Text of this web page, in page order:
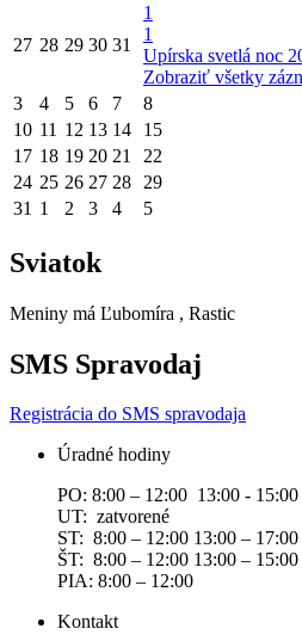
27 28 29 30 31
1
1
Upírska svetlá noc
Zobraziť všetky
3 4 5 6 7 8
10 11 12 13 14 15
17 18 19 20 21 22
24 25 26 27 28 29
31 1 2 3 4 5
Sviatok
Meniny má Ľubomíra , Rastic
SMS Spravodaj
Registrácia do SMS spravodaja
Úradné hodiny
PO: 8:00 – 12:00 13:00 - 15:00
UT: zatvorené
ST: 8:00 – 12:00 13:00 – 17:00
ŠT: 8:00 – 12:00 13:00 – 15:00
PIA: 8:00 – 12:00
Kontakt